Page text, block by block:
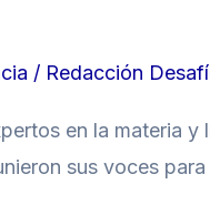
/ Redacción
en la materia y
sus voces